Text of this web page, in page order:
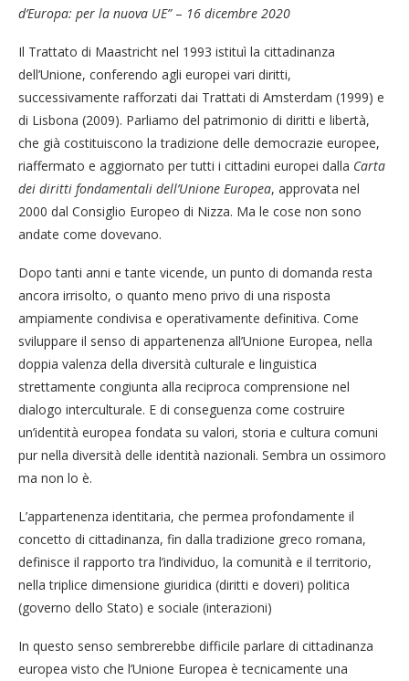
d’Europa: per la nuova UE”– 16 dicembre 2020
Il Trattato di Maastricht nel 1993 istituì la cittadinanza
dell’Unione, conferendo agli europei vari diritti,
successivamente rafforzati dai Trattati di Amsterdam (1999) e
di Lisbona (2009). Parliamo del patrimonio di diritti e libertà,
che già costituiscono la tradizione delle democrazie europee,
riaffermato e aggiornato per tutti i cittadini europei dalla Carta
dei diritti fondamentali dell’Unione Europea, approvata nel
2000 dal Consiglio Europeo di Nizza. Ma le cose non sono
andate come dovevano.
Dopo tanti anni e tante vicende, un punto di domanda resta
ancora irrisolto, o quanto meno privo di una risposta
ampiamente condivisa e operativamente definitiva. Come
sviluppare il senso di appartenenza all’Unione Europea, nella
doppia valenza della diversità culturale e linguistica
strettamente congiunta alla reciproca comprensione nel
dialogo interculturale. E di conseguenza come costruire
un’identità europea fondata su valori, storia e cultura comuni
pur nella diversità delle identità nazionali. Sembra un ossimoro
ma non lo è.
L’appartenenza identitaria, che permea profondamente il
concetto di cittadinanza, fin dalla tradizione greco romana,
definisce il rapporto tra l’individuo, la comunità e il territorio,
nella triplice dimensione giuridica (diritti e doveri) politica
(governo dello Stato) e sociale (interazioni)
In questo senso sembrerebbe difficile parlare di cittadinanza
europea visto che l’Unione Europea è tecnicamente una